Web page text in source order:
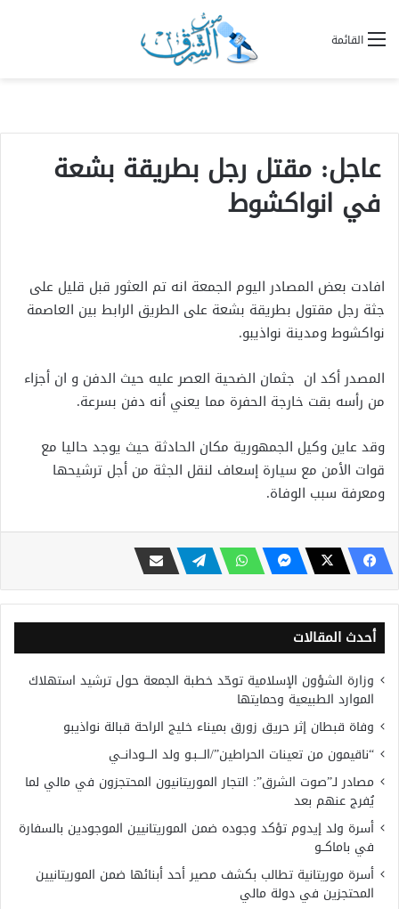
القائمة
عاجل: مقتل رجل بطريقة بشعة
في انواكشوط
افادت بعض المصادر اليوم الجمعة انه تم العثور قبل قليل على
جثة رجل مقتول بطريقة بشعة على الطريق الرابط بين العاصمة
نواكشوط ومدينة نواذيبو.
المصدر أكد ان جثمان الضحية العصر عليه حيث الدفن و ان أجزاء
من رأسه بقت خارجة الحفرة مما يعني أنه دفن بسرعة.
وقد عاين وكيل الجمهورية مكان الحادثة حيث يوجد حاليا مع
قوات الأمن مع سيارة إسعاف لنقل الجثة من أجل ترشيحها
ومعرفة سبب الوفاة.
أحدث المقالات
وزارة الشؤون الإسلامية توحّد خطبة الجمعة حول ترشيد استهلاك
الموارد الطبيعية وحمايتها
وفاة قبطان إثر حريق زورق بميناء خليج الراحة قبالة نواذيبو
“ناقيمون من تعينات الحراطين”/الـــبـو ولد الـــودانــي
مصادر لـ”صوت الشرق”: التجار الموريتانيون المحتجزون في مالي لما
يُفرج عنهم بعد
أسرة ولد إيدوم تؤكد وجوده ضمن الموريتانيين الموجودين بالسفارة
في باماكــو
أسرة موريتانية تطالب بكشف مصير أحد أبنائها ضمن الموريتانيين
المحتجزين في دولة مالي